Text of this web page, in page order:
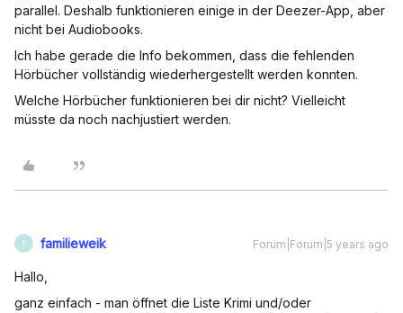
parallel. Deshalb funktionieren einige in der Deezer-App, aber
nicht bei Audiobooks.
Ich habe gerade die Info bekommen, dass die fehlenden
Hörbücher vollständig wiederhergestellt werden konnten.
Welche Hörbücher funktionieren bei dir nicht? Vielleicht
müsste da noch nachjustiert werden.
F familieweik Forum|Forum|5 years ago
Hallo,
ganz einfach - man öffnet die Liste Krimi und/oder